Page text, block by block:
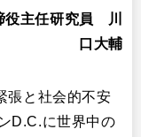
主任研究員 川
口大輔
張と社会的不安
D.C.に世界中の